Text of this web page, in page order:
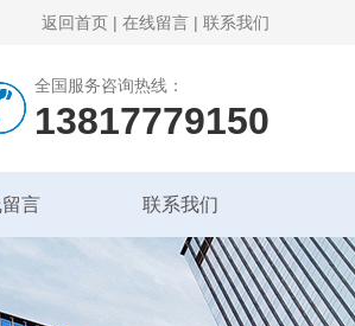
返回首页 | 在线留言 | 联系我们
全国服务咨询热线：
13817779150
言 联系我们